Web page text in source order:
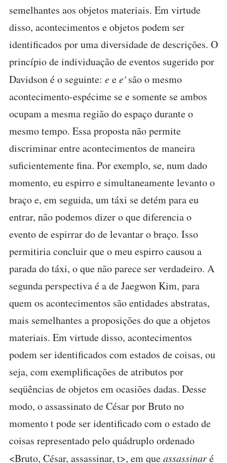
semelhantes aos objetos materiais. Em virtude
disso, acontecimentos e objetos podem ser
identificados por uma diversidade de descrições. O
princípio de individuação de eventos sugerido por
Davidson é o seguinte: eee'são o mesmo
acontecimento-espécime se e somente se ambos
ocupam a mesma região do espaço durante o
mesmo tempo. Essa proposta não permite
discriminar entre acontecimentos de maneira
suficientemente fina. Por exemplo, se, num dado
momento, eu espirro e simultaneamente levanto o
braço e, em seguida, um táxi se detém para eu
entrar, não podemos dizer o que diferencia o
evento de espirrar do de levantar o braço. Isso
permitiria concluir que o meu espirro causou a
parada do táxi, o que não parece ser verdadeiro. A
segunda perspectiva é a de Jaegwon Kim, para
quem os acontecimentos são entidades abstratas,
mais semelhantes a proposições do que a objetos
materiais. Em virtude disso, acontecimentos
podem ser identificados com estados de coisas, ou
seja, com exemplificações de atributos por
seqüências de objetos em ocasiões dadas. Desse
modo, o assassinato de César por Bruto no
momento t pode ser identificado com o estado de
coisas representado pelo quádruplo ordenado
<Bruto, César, assassinar, t>, em queassassinaré